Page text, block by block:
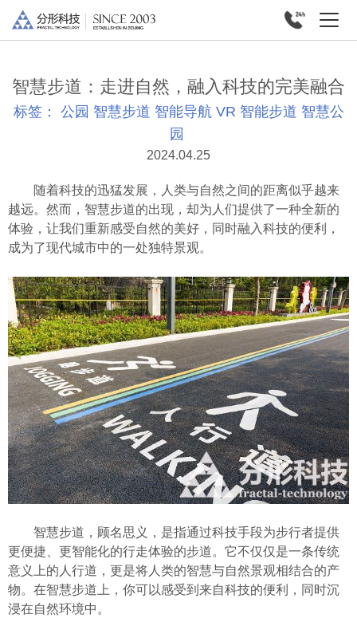
智慧步道：走进自然，融入科技的完美融合
标签： 公园 智慧步道 智能导航 VR 智能步道 智慧公
园
2024.04.25
随着科技的迅猛发展，人类与自然之间的距离似乎越来
越远。然而，智慧步道的出现，却为人们提供了一种全新的
体验，让我们重新感受自然的美好，同时融入科技的便利，
成为了现代城市中的一处独特景观。
智慧步道，顾名思义，是指通过科技手段为步行者提供
更便捷、更智能化的行走体验的步道。它不仅仅是一条传统
意义上的人行道，更是将人类的智慧与自然景观相结合的产
物。在智慧步道上，你可以感受到来自科技的便利，同时沉
浸在自然环境中。